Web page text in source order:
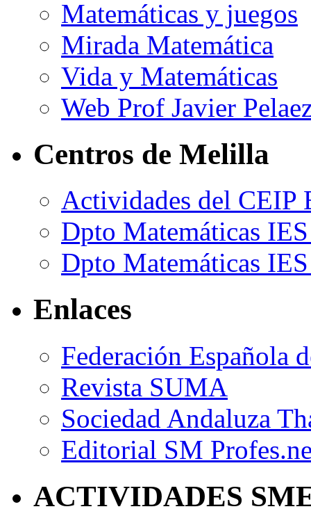
Matemáticas y juegos
Mirada Matemática
Vida y Matemáticas
Web Prof Javier
Centros de Melilla
Actividades del CEIP
Dpto Matemáticas
Dpto Matemáticas
Enlaces
Federación Española
Revista SUMA
Sociedad Andaluza
Editorial SM
ACTIVIDADES